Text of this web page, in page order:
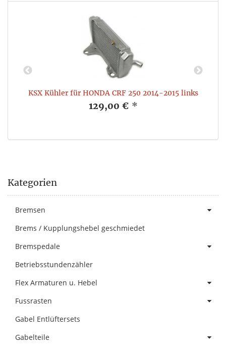
KSX Kühler für HONDA CRF 250 2014-2015 links
129,00 € *
Kategorien
Bremsen
Brems / Kupplungshebel geschmiedet
Bremspedale
Betriebsstundenzähler
Flex Armaturen u. Hebel
Fussrasten
Gabel Entlüftersets
Gabelteile